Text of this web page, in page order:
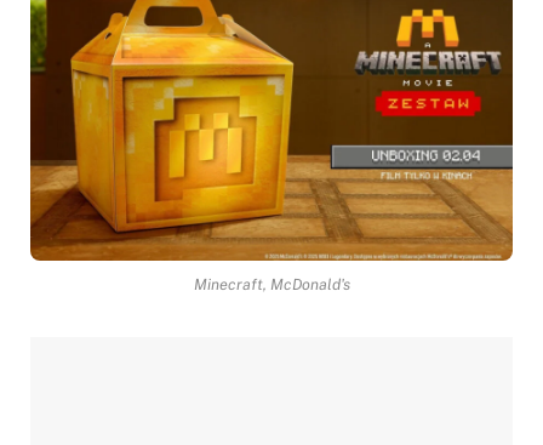
Minecraft, McDonald's